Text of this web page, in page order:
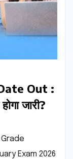
Out :
जारी?
Grade
Exam 2026